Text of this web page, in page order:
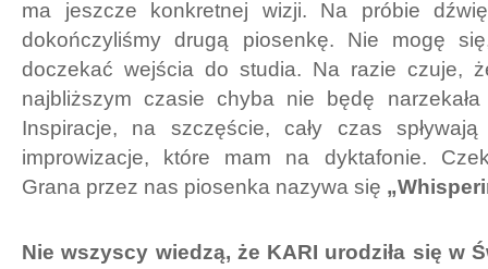
ma jeszcze konkretnej wizji. Na próbie
dokończyliśmy drugą piosenkę. Nie mogę
doczekać wejścia do studia. Na razie czuje,
najbliższym czasie chyba nie będę narzekała
Inspiracje, na szczęście, cały czas
improwizacje, które mam na dyktafonie.
Grana przez nas piosenka nazywa się „
Nie wszyscy wiedzą, że KARI urodziła się w